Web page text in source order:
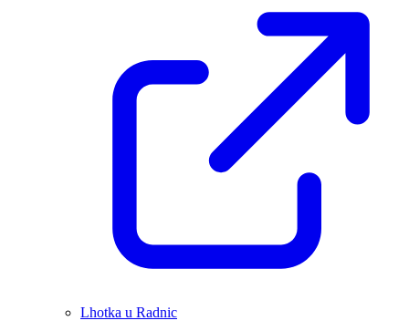
Lhotka u Radnic